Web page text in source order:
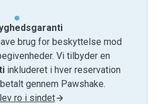
brug for beskyttelse mod
Vi tilbyder en
inkluderet i hver reservation
gennem Pawshake.
ro i sindet